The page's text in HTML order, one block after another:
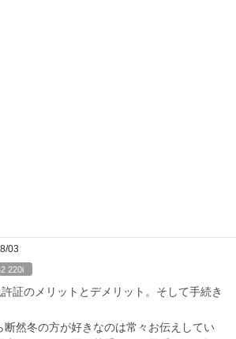
03
220i
証のメリットとデメリット。そして手続き
断然冬の方が好きなのは常々お伝えしてい